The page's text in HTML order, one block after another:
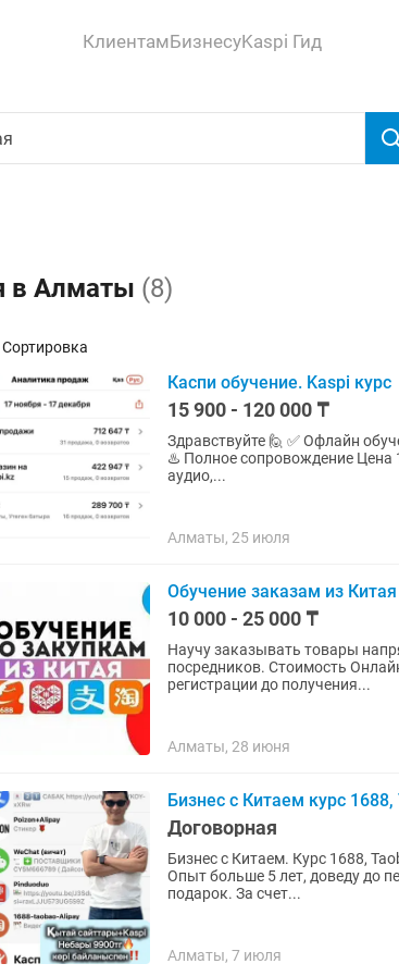
КлиентамБизнесуKaspi Гид
в Алматы (8)
Сортировка
Каспи обучение. Kaspi курс
15 900 - 120 000 ₸
Здравствуйте 🙋 ✅ Офлайн обучение в Алматы ♨️ Индивидуальное обучение ♨️ Результат сразу
♨️ Полное сопровождение Цена 150.000 ✅ Онлайн с полным сопровождением ♨️Персональные
аудио,...
Алматы, 25 июля
Обучение заказам из
10 000 - 25 000 ₸
Научу заказывать товары
посредников. Стоимость Онлайн обучения - 10.000 Стоимость Офлайн обучения - 25.000 "От
регистрации до получения...
Алматы, 28 июня
Бизнес с Китаем курс
Договорная
Бизнес с Китаем. Курс 1688,
Опыт больше 5 лет, доведу до первых
подарок. За счет...
Алматы, 7 июля